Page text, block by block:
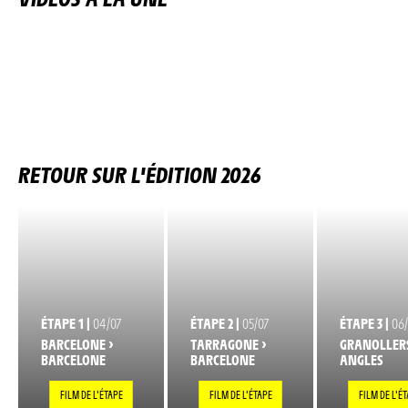
RETOUR SUR L'ÉDITION 2026
ÉTAPE 1 | 04/07
BARCELONE >
BARCELONE
FILM DE L'ÉTAPE
ÉTAPE 2 | 05/07
TARRAGONE >
BARCELONE
FILM DE L'ÉTAPE
ÉTAPE 3 |
ANGLES
FILM DE